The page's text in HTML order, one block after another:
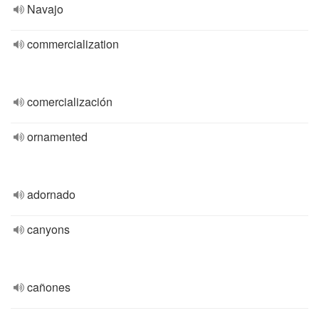
Navajo
commercialization
comercialización
ornamented
adornado
canyons
cañones